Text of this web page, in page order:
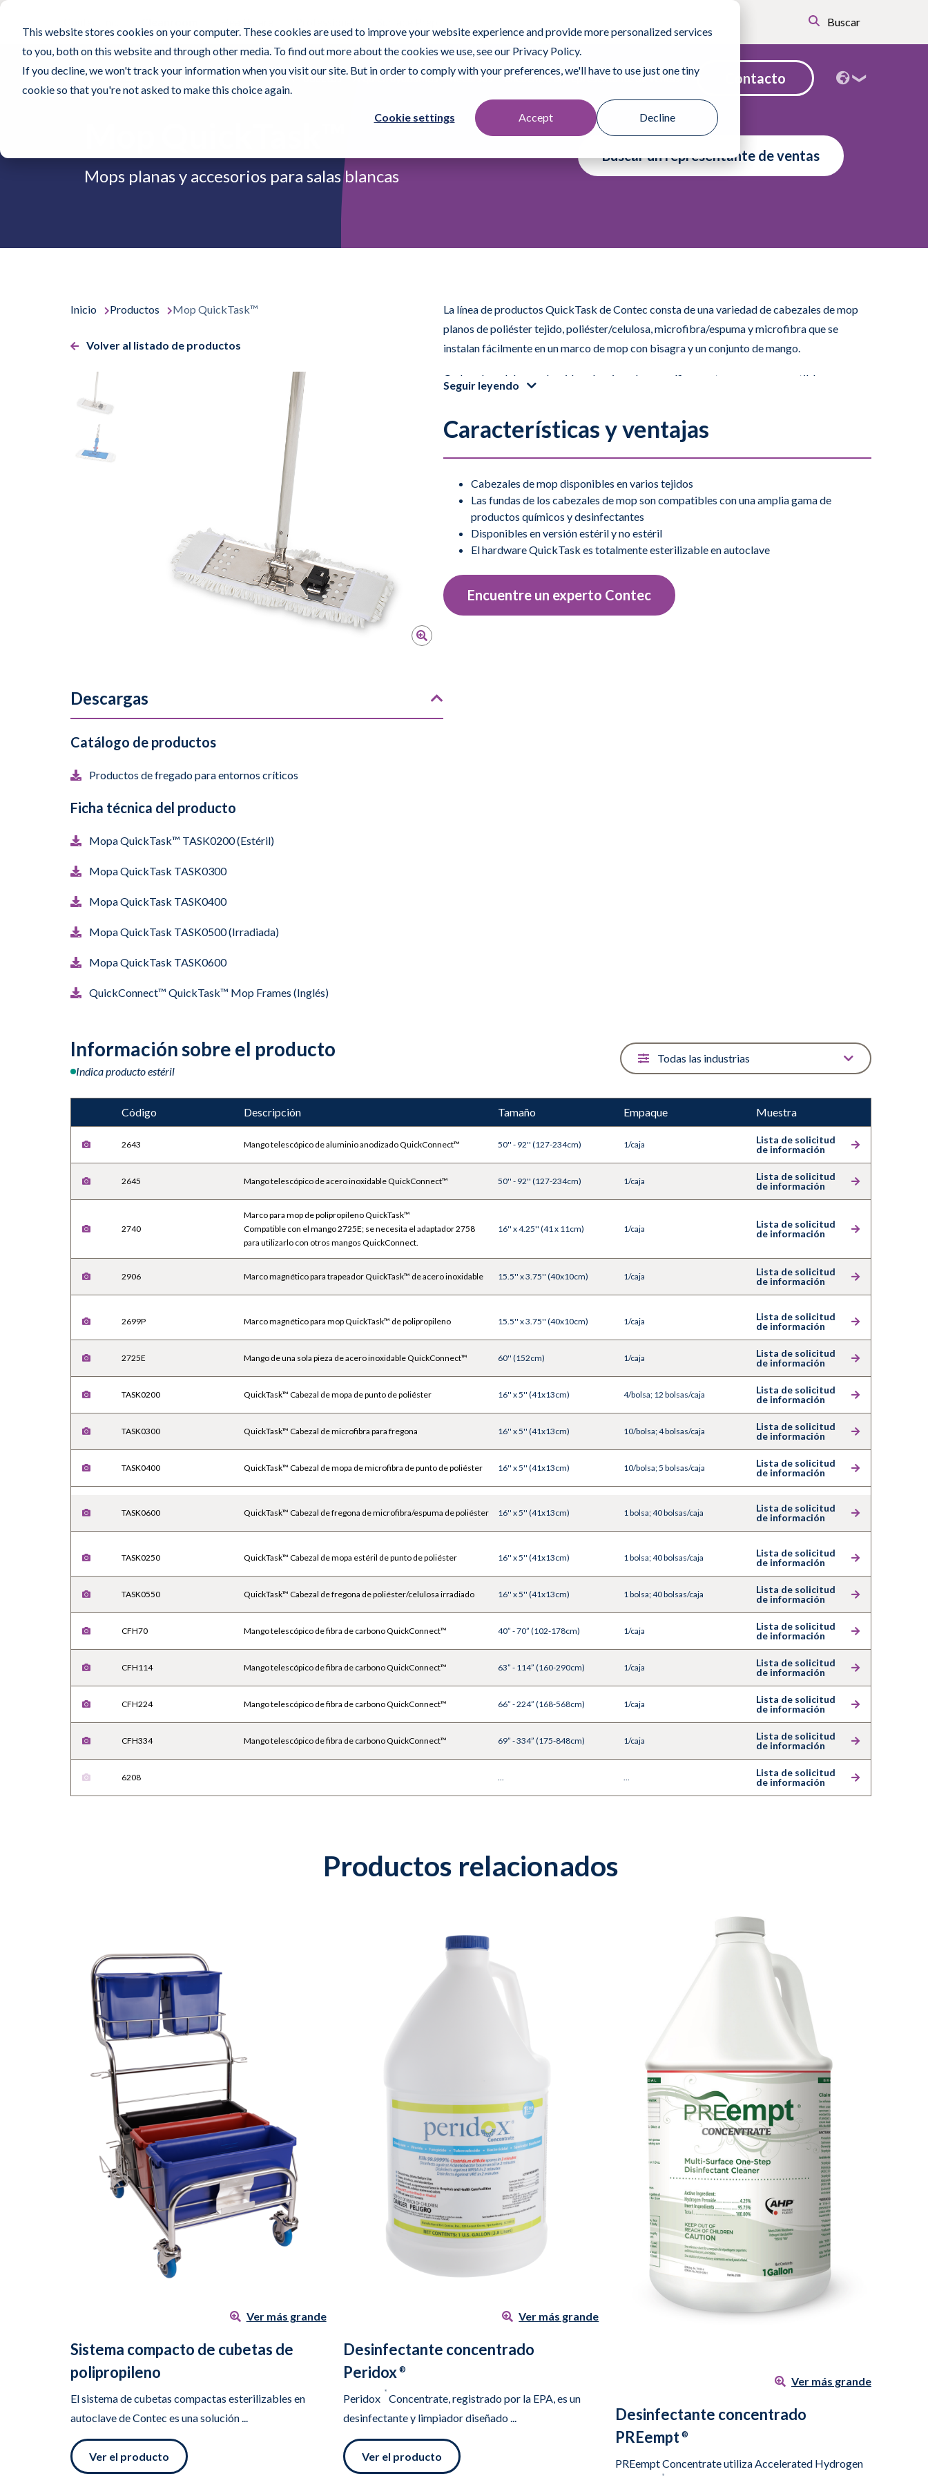
This website stores cookies on your computer. These cookies are used to improve your website experience and provide more personalized services
to you, both on this website and through other media. To find out more about the cookies we use, see our Privacy Policy.
If you decline, we won't track your information when you visit our site. But in order to comply with your preferences, we'll have to use just one tiny
cookie so that you're not asked to make this choice again.
Cookie settings Accept Decline
Buscar
Productos A quién ayudamos Recursos Encuentre un representante de ventas Contacto
Mops planas y accesorios para salas blancas
Buscar un representante de ventas
Inicio Productos Mop QuickTask™
Volver al listado de productos
Descargas
Catálogo de productos
Productos de fregado para entornos críticos
Ficha técnica del producto
Mopa QuickTask™ TASK0200 (Estéril)
Mopa QuickTask TASK0300
Mopa QuickTask TASK0400
Mopa QuickTask TASK0500 (Irradiada)
Mopa QuickTask TASK0600
QuickConnect™ QuickTask™ Mop Frames (Inglés)
La línea de productos QuickTask de Contec consta de una variedad de cabezales de mop
planos de poliéster tejido, poliéster/celulosa, microfibra/espuma y microfibra que se
instalan fácilmente en un marco de mop con bisagra y un conjunto de mango.
Cada cabezal de mop ha sido seleccionado específicamente para ser compatible con una
cuaternarios y hipoclorito. Los soportes para cabezales de mop QuickTask están
disponibles en acero inoxidable o plástico duradero esterilizable en autoclave.
El cubre mop más ligero de la gama, el poliéster tejido multicapa absorbente y lavable en
sala limpia es ideal para su uso en superficies lisas. Su estructura de tejido absorbente
aplica las soluciones de manera uniforme y elimina los contaminantes de forma homogénea.
Disponible validada y esterilizada por irradiación gamma.
TASK0300
La funda para mop más absorbente de la gama, la pequeña estructura de microfibra azul en
La exclusiva estructura de microfibra y núcleo de espuma garantiza un excelente contacto
con el suelo, una gran capacidad de absorción y una limpieza superior de las superficies.
Seguir leyendo
Características y ventajas
Cabezales de mop disponibles en varios tejidos
Las fundas de los cabezales de mop son compatibles con una amplia gama de
productos químicos y desinfectantes
Disponibles en versión estéril y no estéril
El hardware QuickTask es totalmente esterilizable en autoclave
Encuentre un experto Contec
Información sobre el producto
Indica producto estéril
Código Descripción Tamaño Empaque Muestra
2643 Mango telescópico de aluminio anodizado QuickConnect™ 50'' - 92'' (127-234cm) 1/caja
Lista de solicitud
de información
2645 Mango telescópico de acero inoxidable QuickConnect™ 50'' - 92'' (127-234cm) 1/caja
Lista de solicitud
de información
2740
Marco para mop de polipropileno QuickTask™
Compatible con el mango 2725E; se necesita el adaptador 2758
para utilizarlo con otros mangos QuickConnect.
16'' x 4.25'' (41 x 11cm) 1/caja
Lista de solicitud
de información
2906 Marco magnético para trapeador QuickTask™ de acero inoxidable 15.5'' x 3.75'' (40x10cm) 1/caja
Lista de solicitud
de información
2699P Marco magnético para mop QuickTask™ de polipropileno 15.5'' x 3.75'' (40x10cm) 1/caja
Lista de solicitud
de información
2725E Mango de una sola pieza de acero inoxidable QuickConnect™ 60'' (152cm) 1/caja
Lista de solicitud
de información
TASK0200 QuickTask™ Cabezal de mopa de punto de poliéster 16'' x 5'' (41x13cm) 4/bolsa; 12 bolsas/caja
Lista de solicitud
de información
TASK0300 QuickTask™ Cabezal de microfibra para fregona 16'' x 5'' (41x13cm) 10/bolsa; 4 bolsas/caja
Lista de solicitud
de información
TASK0400 QuickTask™ Cabezal de mopa de microfibra de punto de poliéster 16'' x 5'' (41x13cm) 10/bolsa; 5 bolsas/caja
Lista de solicitud
de información
TASK0600 QuickTask™ Cabezal de fregona de microfibra/espuma de poliéster 16'' x 5'' (41x13cm) 1 bolsa; 40 bolsas/caja
Lista de solicitud
de información
TASK0250 QuickTask™ Cabezal de mopa estéril de punto de poliéster 16'' x 5'' (41x13cm) 1 bolsa; 40 bolsas/caja
Lista de solicitud
de información
TASK0550 QuickTask™ Cabezal de fregona de poliéster/celulosa irradiado 16'' x 5'' (41x13cm) 1 bolsa; 40 bolsas/caja
Lista de solicitud
de información
CFH70 Mango telescópico de fibra de carbono QuickConnect™ 40” - 70” (102-178cm) 1/caja
Lista de solicitud
de información
CFH114 Mango telescópico de fibra de carbono QuickConnect™ 63” - 114” (160-290cm) 1/caja
Lista de solicitud
de información
CFH224 Mango telescópico de fibra de carbono QuickConnect™ 66” - 224” (168-568cm) 1/caja
Lista de solicitud
de información
CFH334 Mango telescópico de fibra de carbono QuickConnect™ 69” - 334” (175-848cm) 1/caja
Lista de solicitud
de información
6208 ... ...
Lista de solicitud
de información
Productos relacionados
Ver más grande
Sistema compacto de cubetas de
polipropileno
El sistema de cubetas compactas esterilizables en
autoclave de Contec es una solución ...
Ver el producto
Ver más grande
Desinfectante concentrado
Peridox ®
Peridox
®
Concentrate, registrado por la EPA, es un
desinfectante y limpiador diseñado ...
Ver el producto
Ver más grande
Desinfectante concentrado
PREempt ®
PREempt Concentrate utiliza Accelerated Hydrogen
®